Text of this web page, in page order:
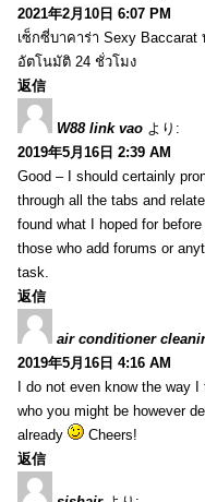
2021年2月10日 6:07 PM
เซ็กซี่บาคาร่า Sexy
อัตโนมัติ 24 ชั่วโมง
返信
W88 link vao より:
2019年5月16日 2:39 AM
Good – I should certainly
through all the tabs and
found what I hoped for
those who add forums or
task.
返信
air conditioner
2019年5月16日 4:16 AM
I do not even know the way
who you might be however
already
Cheers!
返信